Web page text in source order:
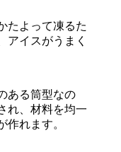
たよって凍るた
アイスがうまく
ある筒型なの
れ、材料を均一
作れます。